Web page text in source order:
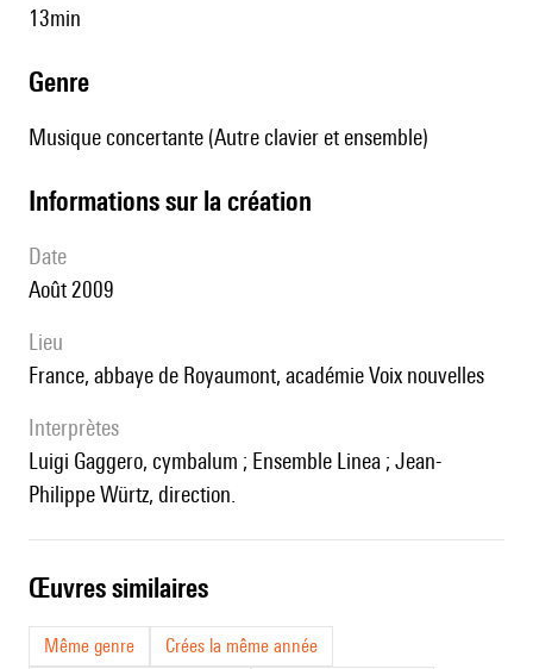
13min
genre
Musique concertante (Autre clavier et ensemble)
informations sur la création
date
Août 2009
lieu
France, abbaye de Royaumont, académie Voix nouvelles
interprètes
Luigi Gaggero, cymbalum ; Ensemble Linea ; Jean-
Philippe Würtz, direction.
œuvres similaires
Même genre
Crées la même année